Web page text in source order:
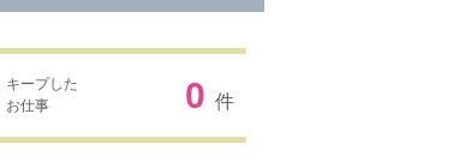
キープした
お仕事
0 件